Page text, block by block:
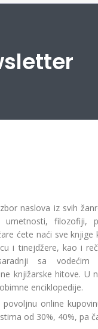
naslova iz svih
filozofiji,
ćete naći sve knjige
i tinejdžere, kao i
sa vodećim
knjižarske hitove. U
enciklopedije.
online
od 30%, 40%, pa